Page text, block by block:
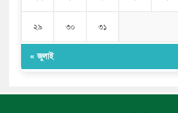
২৯ ৩০ ৩১
« জুলাই